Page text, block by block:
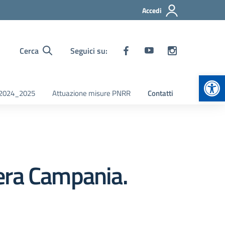
Accedi
Cerca Seguici su:
Attuazione misure PNRR Contatti
Campania.